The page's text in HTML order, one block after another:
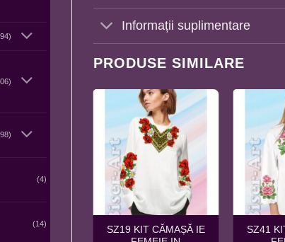
(4)
(14)
Informații suplimentare
PRODUSE SIMILARE
SZ19 KIT CĂMAȘĂ IE
SZ41
pentru